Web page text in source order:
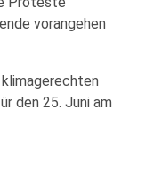
vorangehen
den 25. Juni am